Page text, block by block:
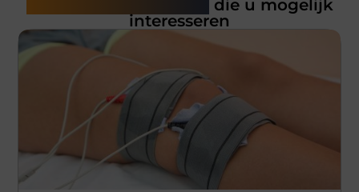
die u mogelijk
interesseren